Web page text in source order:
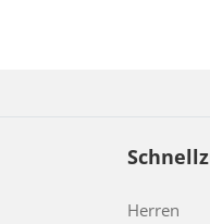
Herren